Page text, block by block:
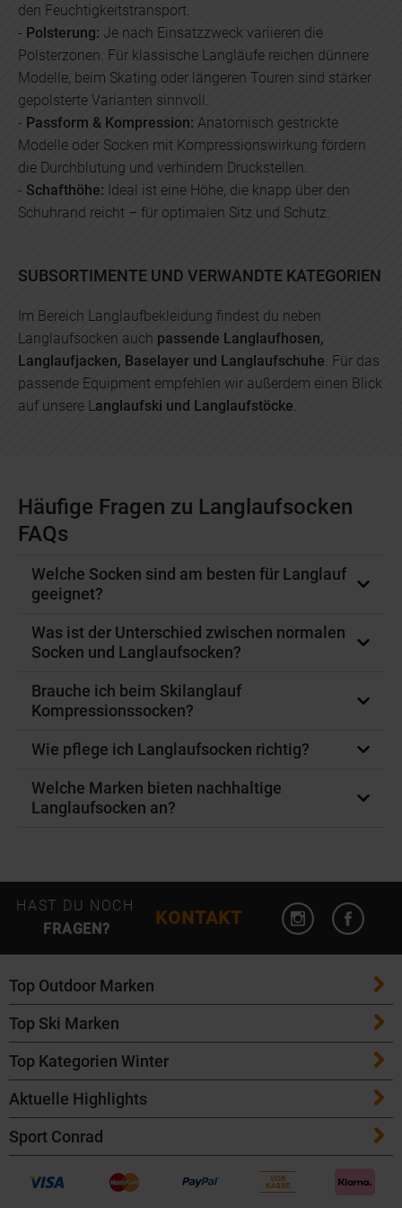
den Feuchtigkeitstransport.
- Polsterung: Je nach Einsatzzweck variieren die
Polsterzonen. Für klassische Langläufe reichen dünnere
Modelle, beim Skating oder längeren Touren sind stärker
gepolsterte Varianten sinnvoll.
- Passform & Kompression: Anatomisch gestrickte
Modelle oder Socken mit Kompressionswirkung fördern
die Durchblutung und verhindern Druckstellen.
- Schafthöhe: Ideal ist eine Höhe, die knapp über den
Schuhrand reicht – für optimalen Sitz und Schutz.
SUBSORTIMENTE UND VERWANDTE KATEGORIEN
Im Bereich Langlaufbekleidung findest du neben
Langlaufsocken auch passende Langlaufhosen,
Langlaufjacken, Baselayer und Langlaufschuhe. Für das
passende Equipment empfehlen wir außerdem einen Blick
auf unsere Langlaufski und Langlaufstöcke.
Häufige Fragen zu Langlaufsocken
FAQs
Welche Socken sind am besten für Langlauf
geeignet?
Was ist der Unterschied zwischen normalen
Socken und Langlaufsocken?
Brauche ich beim Skilanglauf
Kompressionssocken?
Wie pflege ich Langlaufsocken richtig?
Welche Marken bieten nachhaltige
Langlaufsocken an?
HAST DU NOCH
FRAGEN?
KONTAKT
Instagram
Top Outdoor Marken
Patagonia
Maloja
Salomon
Icebreaker
Garmin
Top Ski Marken
ATK Bindungen
K2 Ski
Völkl Ski
Fischer Ski
Top Kategorien Winter
Ski
Skitouren Ski
Langlaufski
Aktuelle Highlights
Maloja Fahrradbekleidung
Bike Helme von POC
Sport Conrad
Events